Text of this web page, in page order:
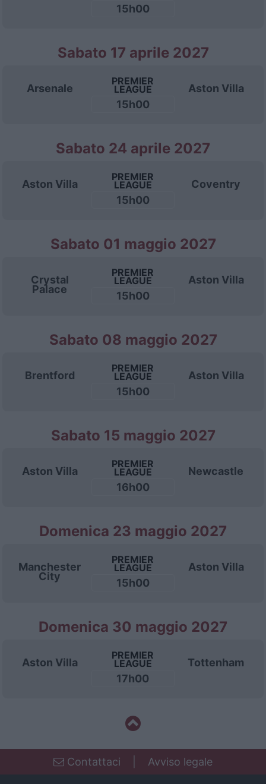
15h00
Sabato 17 aprile 2027
Arsenale
PREMIER
LEAGUE
15h00
Aston Villa
Sabato 24 aprile 2027
Aston Villa
PREMIER
LEAGUE
15h00
Coventry
Sabato 01 maggio 2027
Crystal
Palace
PREMIER
LEAGUE
15h00
Aston Villa
Sabato 08 maggio 2027
Brentford
PREMIER
LEAGUE
15h00
Aston Villa
Sabato 15 maggio 2027
Aston Villa
PREMIER
LEAGUE
16h00
Newcastle
Domenica 23 maggio 2027
Manchester
City
PREMIER
LEAGUE
15h00
Aston Villa
Domenica 30 maggio 2027
Aston Villa
PREMIER
LEAGUE
17h00
Tottenham
Contattaci Avviso legale